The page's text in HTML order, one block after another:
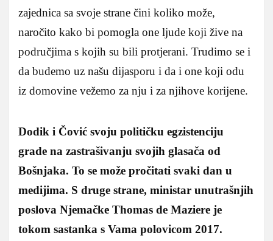
zajednica sa svoje strane čini koliko može,
naročito kako bi pomogla one ljude koji žive na
područjima s kojih su bili protjerani. Trudimo se i
da budemo uz našu dijasporu i da i one koji odu
iz domovine vežemo za nju i za njihove korijene.
Dodik i Čović svoju političku egzistenciju
grade na zastrašivanju svojih glasača od
Bošnjaka. To se može pročitati svaki dan u
medijima. S druge strane, ministar unutrašnjih
poslova Njemačke Thomas de Maziere je
tokom sastanka s Vama polovicom 2017.